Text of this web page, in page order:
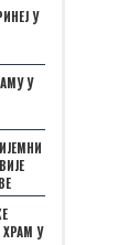
У
У
У